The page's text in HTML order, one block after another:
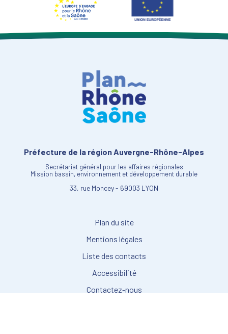
Préfecture de la région Auvergne-Rhône-Alpes
Secrétariat général pour les affaires régionales
Mission bassin, environnement et développement durable
33, rue Moncey - 69003 LYON
Plan du site
Mentions légales
Liste des contacts
Accessibilité
Contactez-nous